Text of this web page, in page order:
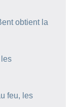
obtient la
les
feu, les